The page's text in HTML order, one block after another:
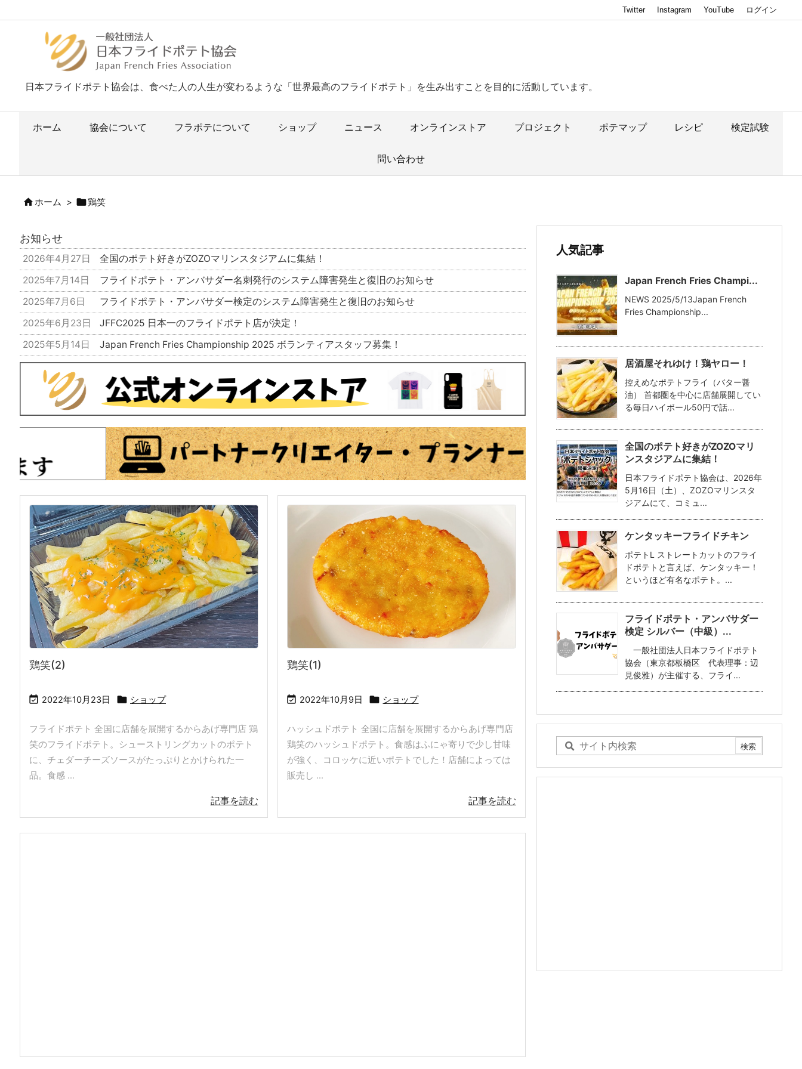
日本フライドポテト協会は、食べた人の人生が変わるような「世界最高のフライドポテト」を生み出すことを目的に活動しています。
ホーム 協会について フラポテについて ショップ ニュース オンラインストア プロジェクト ポテマップ レシピ 検定試験
問い合わせ
Twitter Instagram YouTube ログイン
ホーム > 鶏笑
お知らせ
2026年4月27日
全国のポテト好きがZOZOマリンスタジアムに集結！
2025年7月14日
フライドポテト・アンバサダー名刺発行のシステム障害発生と復旧のお知らせ
2025年7月6日
フライドポテト・アンバサダー検定のシステム障害発生と復旧のお知らせ
2025年6月23日
JFFC2025 日本一のフライドポテト店が決定！
2025年5月14日
Japan French Fries Championship 2025 ボランティアスタッフ募集！
鶏笑(2)
 2022年10月23日  ショップ
フライドポテト 全国に店舗を展開するからあげ専門店 鶏
笑のフライドポテト。シューストリングカットのポテト
に、チェダーチーズソースがたっぷりとかけられた一
品。食感 ...
記事を読む
鶏笑(1)
 2022年10月9日  ショップ
ハッシュドポテト 全国に店舗を展開するからあげ専門店
鶏笑のハッシュドポテト。食感はふにゃ寄りで少し甘味
が強く、コロッケに近いポテトでした！店舗によっては
販売し ...
記事を読む
人気記事
Japan French Fries Champi...
NEWS 2025/5/13Japan French
Fries Championship...
居酒屋それゆけ！鶏ヤロー！
控えめなポテトフライ（バター醤
油） 首都圏を中心に店舗展開してい
る毎日ハイボール50円で話...
全国のポテト好きがZOZOマリ
ンスタジアムに集結！
日本フライドポテト協会は、2026年
5月16日（土）、ZOZOマリンスタ
ジアムにて、コミュ...
ケンタッキーフライドチキン
ポテトL ストレートカットのフライ
ドポテトと言えば、ケンタッキー！
というほど有名なポテト。...
フライドポテト・アンバサダー
検定 シルバー（中級）...
一般社団法人日本フライドポテト
協会（東京都板橋区 代表理事：辺
見俊雅）が主催する、フライ...